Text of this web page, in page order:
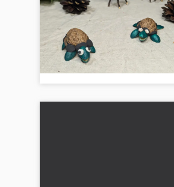
Kreativt höstpyssel: Enkelt pyssel
som främjar fine motorik och
fantasi. Perfekt för mysig
familjetid....